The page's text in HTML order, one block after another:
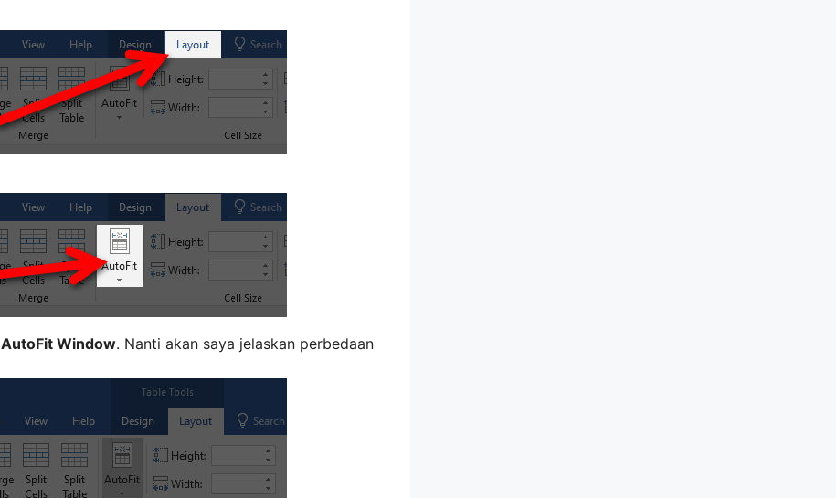
AutoFit Window. Nanti akan saya jelaskan perbedaan